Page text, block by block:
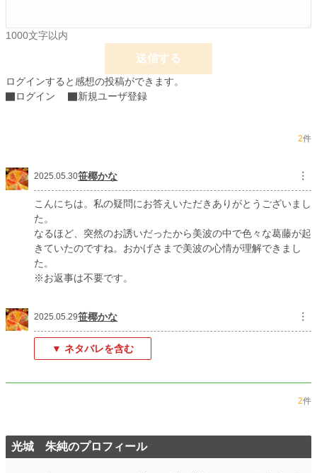
初回完結日時 2025.05.04 19:27
月間ポイント 28 pt (93,489 位)
1000文字以内
送信する
ログインすると感想の投稿ができます。
ログイン
新規ユーザ登録
2件
2025.05.30笹椰かな ︙
こんにちは。私の疑問にお答えいただきありがとうございまし
た。
なるほど、突然のお誘いだったから美波の中で色々な葛藤が起
きていたのですね。おかげさまで美波の心情が理解できまし
た。
※お返事は不要です。
2025.05.29笹椰かな ︙
▼ ネタバレを含む
2件
光城 朱純のプロフィール